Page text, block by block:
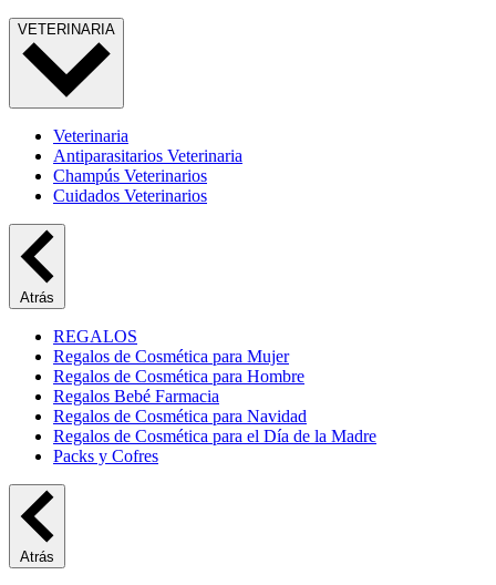
VETERINARIA
Veterinaria
Antiparasitarios Veterinaria
Champús Veterinarios
Cuidados Veterinarios
Atrás
REGALOS
Regalos de Cosmética para Mujer
Regalos de Cosmética para Hombre
Regalos Bebé Farmacia
Regalos de Cosmética para Navidad
Regalos de Cosmética para el Día de la Madre
Packs y Cofres
Atrás